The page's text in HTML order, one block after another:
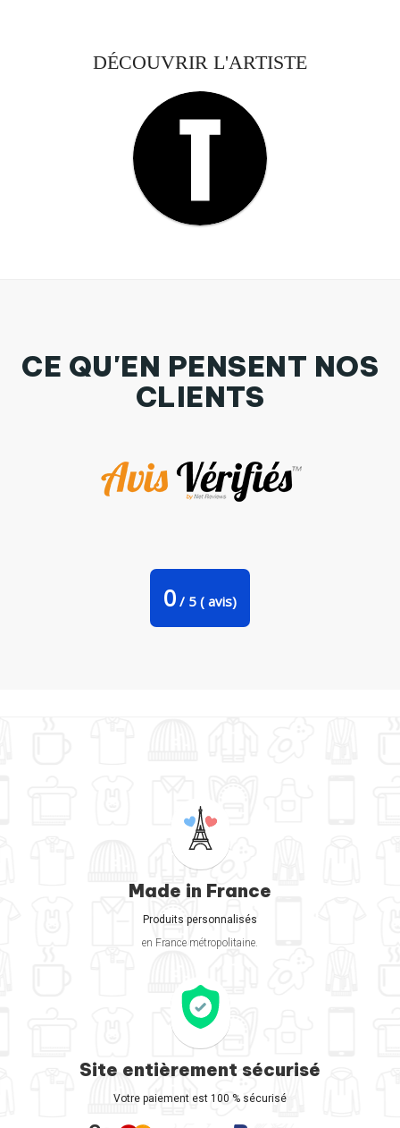
DÉCOUVRIR L'ARTISTE
CE QU'EN PENSENT NOS
CLIENTS
0 / 5 ( avis)
Made in France
Produits personnalisés
en France métropolitaine.
Site entièrement sécurisé
Votre paiement est 100 % sécurisé